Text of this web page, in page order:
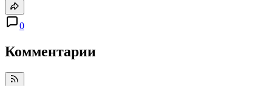
0
Комментарии